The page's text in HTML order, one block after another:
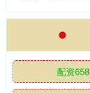
配资658